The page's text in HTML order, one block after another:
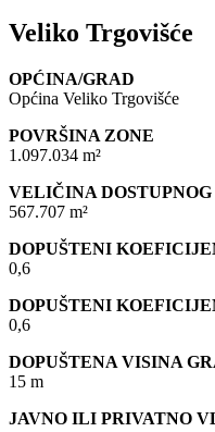
Veliko Trgovišće
OPĆINA/GRAD
Općina Veliko Trgovišće
POVRŠINA ZONE
1.097.034 m²
VELIČINA
567.707 m²
DOPUŠTENI
0,6
DOPUŠTENI
0,6
DOPUŠTENA VISINA
15 m
JAVNO ILI PRIVATNO